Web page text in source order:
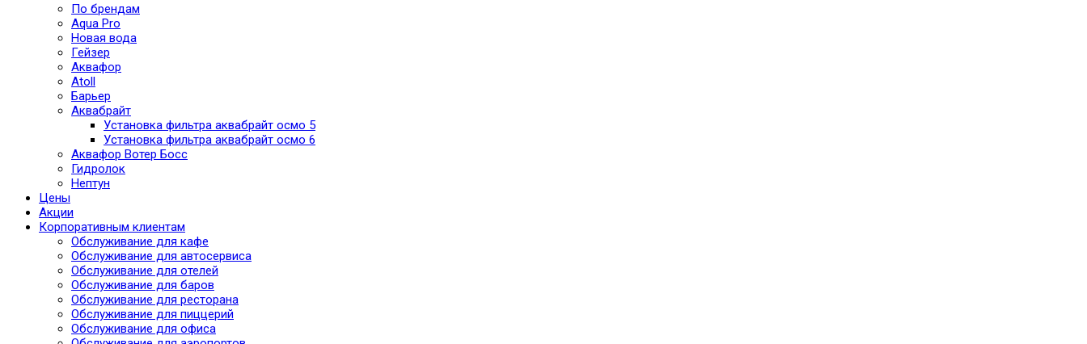
По брендам
Aqua Pro
Новая вода
Гейзер
Аквафор
Atoll
Барьер
Аквабрайт
Установка фильтра аквабрайт осмо 5
Установка фильтра аквабрайт осмо 6
Аквафор Вотер Босс
Гидролок
Нептун
Цены
Акции
Корпоративным клиентам
Обслуживание для кафе
Обслуживание для автосервиса
Обслуживание для отелей
Обслуживание для баров
Обслуживание для ресторана
Обслуживание для пиццерий
Обслуживание для офиса